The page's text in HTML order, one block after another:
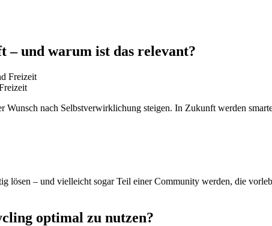
und warum ist das relevant?
nach Selbstverwirklichung steigen. In Zukunft werden
lösen – und vielleicht sogar Teil einer Community werden, die
optimal zu nutzen?